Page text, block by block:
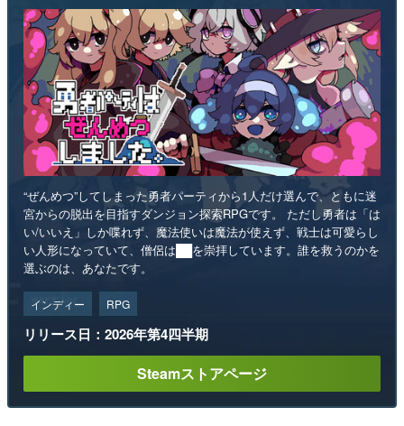
“ぜんめつ”してしまった勇者パーティから1人だけ選んで、ともに迷
宮からの脱出を目指すダンジョン探索RPGです。 ただし勇者は「は
い/いいえ」しか喋れず、魔法使いは魔法が使えず、戦士は可愛らし
い人形になっていて、僧侶は██を崇拝しています。誰を救うのかを
選ぶのは、あなたです。
インディー RPG
リリース日：2026年第4四半期
Steamストアページ